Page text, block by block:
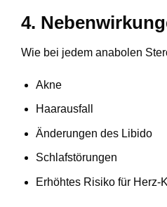
4.
Wie bei jedem anabolen
Akne
Haarausfall
Änderungen des Libido
Schlafstörungen
Erhöhtes Risiko für Herz-